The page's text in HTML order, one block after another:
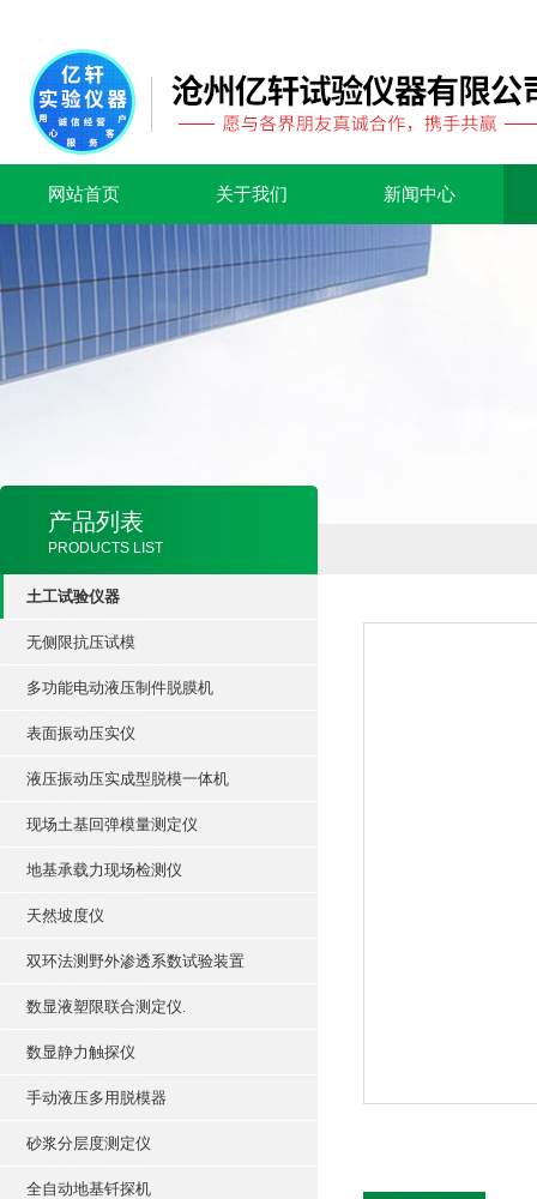
网站首页 关于我们 新闻中心
产品列表
PRODUCTS LIST
土工试验仪器
无侧限抗压试模
多功能电动液压制件脱膜机
表面振动压实仪
液压振动压实成型脱模一体机
现场土基回弹模量测定仪
地基承载力现场检测仪
天然坡度仪
双环法测野外渗透系数试验装置
数显液塑限联合测定仪.
数显静力触探仪
手动液压多用脱模器
砂浆分层度测定仪
全自动地基钎探机